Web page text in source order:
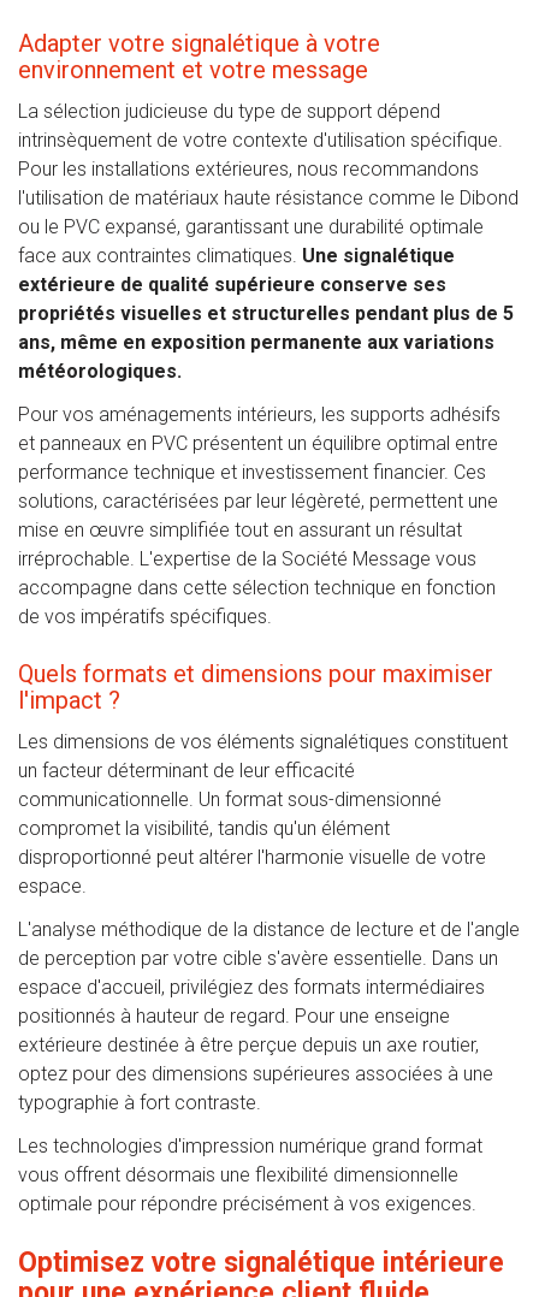
Adapter votre signalétique à votre
environnement et votre message
La sélection judicieuse du type de support dépend
intrinsèquement de votre contexte d'utilisation spécifique.
Pour les installations extérieures, nous recommandons
l'utilisation de matériaux haute résistance comme le Dibond
ou le PVC expansé, garantissant une durabilité optimale
face aux contraintes climatiques. Une signalétique
extérieure de qualité supérieure conserve ses
propriétés visuelles et structurelles pendant plus de 5
ans, même en exposition permanente aux variations
météorologiques.
Pour vos aménagements intérieurs, les supports adhésifs
et panneaux en PVC présentent un équilibre optimal entre
performance technique et investissement financier. Ces
solutions, caractérisées par leur légèreté, permettent une
mise en œuvre simplifiée tout en assurant un résultat
irréprochable. L'expertise de la Société Message vous
accompagne dans cette sélection technique en fonction
de vos impératifs spécifiques.
Quels formats et dimensions pour maximiser
l'impact ?
Les dimensions de vos éléments signalétiques constituent
un facteur déterminant de leur efficacité
communicationnelle. Un format sous-dimensionné
compromet la visibilité, tandis qu'un élément
disproportionné peut altérer l'harmonie visuelle de votre
espace.
L'analyse méthodique de la distance de lecture et de l'angle
de perception par votre cible s'avère essentielle. Dans un
espace d'accueil, privilégiez des formats intermédiaires
positionnés à hauteur de regard. Pour une enseigne
extérieure destinée à être perçue depuis un axe routier,
optez pour des dimensions supérieures associées à une
typographie à fort contraste.
Les technologies d'impression numérique grand format
vous offrent désormais une flexibilité dimensionnelle
optimale pour répondre précisément à vos exigences.
Optimisez votre signalétique intérieure